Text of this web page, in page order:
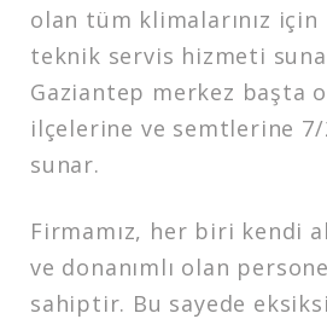
olan tüm klimalarınız
teknik servis hizmeti
Gaziantep merkez başta
ilçelerine ve semtlerine
sunar.
Firmamız, her biri kendi
ve donanımlı olan
sahiptir. Bu sayede